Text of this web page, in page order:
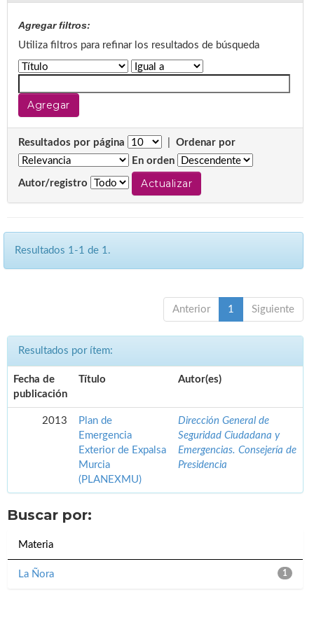
Agregar filtros:
Utiliza filtros para refinar los resultados de búsqueda
Resultados por página
Ordenar por
En orden
Autor/registro
Resultados 1-1 de 1.
Anterior 1 Siguiente
Resultados por ítem:
Fecha de
publicación
Título Autor(es)
2013
Plan de
Emergencia
Exterior de Expalsa
Murcia
(PLANEXMU)
Dirección General de
Seguridad Ciudadana y
Emergencias. Consejería de
Presidencia
Buscar por:
Materia
1
La Ñora